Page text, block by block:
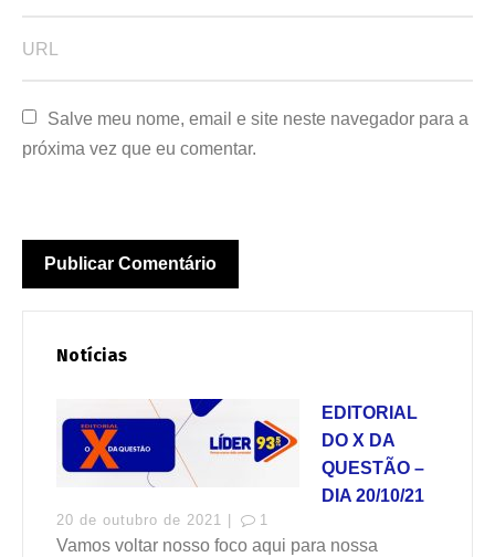
Salve meu nome, email e site neste navegador para a
próxima vez que eu comentar.
Notícias
EDITORIAL
DO X DA
QUESTÃO –
DIA 20/10/21
20 de outubro de 2021 | 1
Vamos voltar nosso foco aqui para nossa